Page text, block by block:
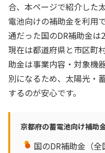
合、本ページで紹介した
電池向けの補助金を利用
通だった国のDR補助金は
現在は都道府県と市区町
助金は事業内容・対象機
別になるため、太陽光・
するのが安心です。
京都府の蓄電池向け補助
国のDR補助金（